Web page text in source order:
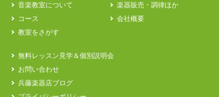
音楽教室について
コース
教室をさがす
楽器販売・調律ほか
会社概要
無料レッスン見学＆個別説明会
お問い合わせ
兵藤楽器店ブログ